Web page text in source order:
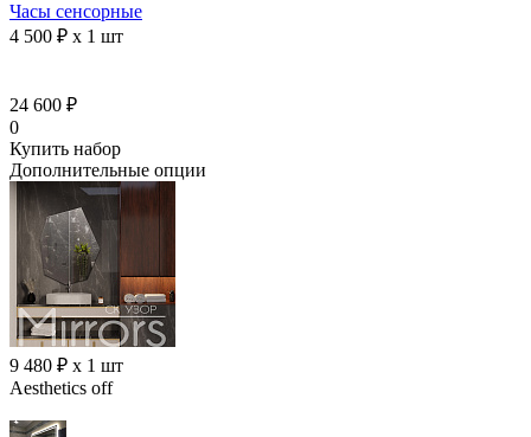
Часы сенсорные
4 500 ₽ x 1 шт
24 600 ₽
0
Купить набор
Дополнительные опции
9 480 ₽ x 1 шт
Aesthetics off